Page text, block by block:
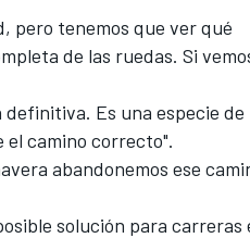
pero tenemos que ver qué
de las ruedas. Si
definitiva. Es una especie de
el camino correcto".
abandonemos ese
solución para carreras